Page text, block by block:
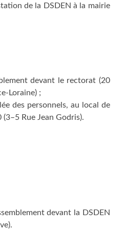
de la DSDEN à la mai­rie
devant le rec­to­rat (20
Loraine) ;
des per­son­nels, au local de
Rue Jean Godris).
devant la DSDEN